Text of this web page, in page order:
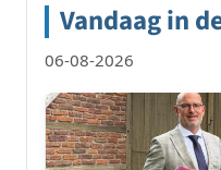
Vandaag in
06-08-2026